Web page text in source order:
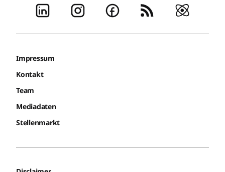
Impressum
Kontakt
Team
Mediadaten
Stellenmarkt